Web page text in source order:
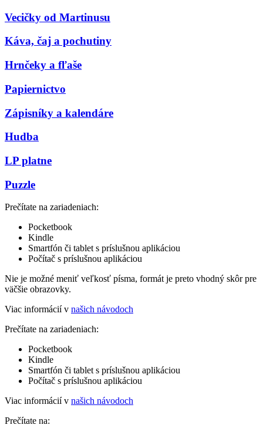
Vecičky od Martinusu
Káva, čaj a pochutiny
Hrnčeky a fľaše
Papiernictvo
Zápisníky a kalendáre
Hudba
LP platne
Puzzle
Prečítate na zariadeniach:
Pocketbook
Kindle
Smartfón či tablet s príslušnou aplikáciou
Počítač s príslušnou aplikáciou
Nie je možné meniť veľkosť písma, formát je preto vhodný skôr pre
väčšie obrazovky.
Viac informácií v našich návodoch
Prečítate na zariadeniach:
Pocketbook
Kindle
Smartfón či tablet s príslušnou aplikáciou
Počítač s príslušnou aplikáciou
Viac informácií v našich návodoch
Prečítate na: